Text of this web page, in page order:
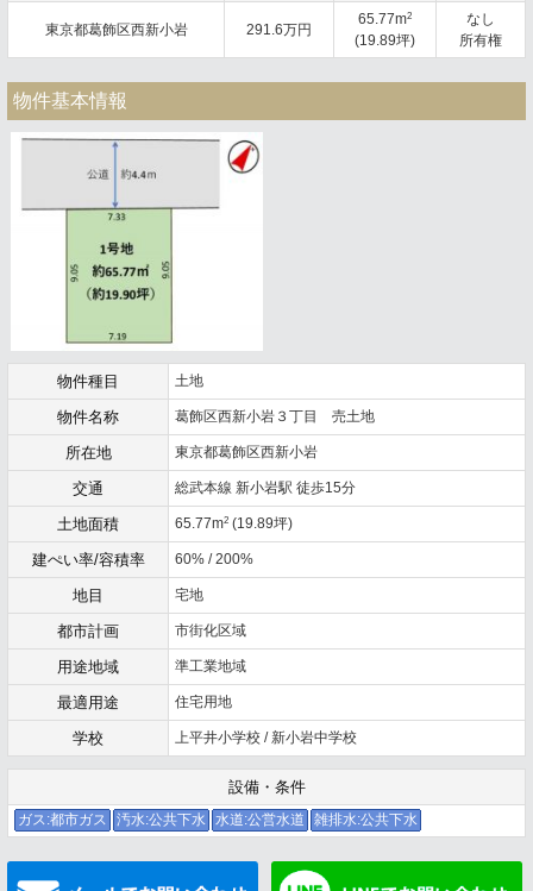
東京都葛飾区西新小岩 291.6万円
65.77m2
(19.89坪)
なし
所有権
物件基本情報
物件種目 土地
物件名称 葛飾区西新小岩３丁目 売土地
所在地 東京都葛飾区西新小岩
交通 総武本線 新小岩駅 徒歩15分
土地面積 65.77m2 (19.89坪)
建ぺい率/容積率 60% / 200%
地目 宅地
都市計画 市街化区域
用途地域 準工業地域
最適用途 住宅用地
学校 上平井小学校 / 新小岩中学校
設備・条件
ガス:都市ガス 汚水:公共下水 水道:公営水道 雑排水:公共下水
メールでお問い合わせ